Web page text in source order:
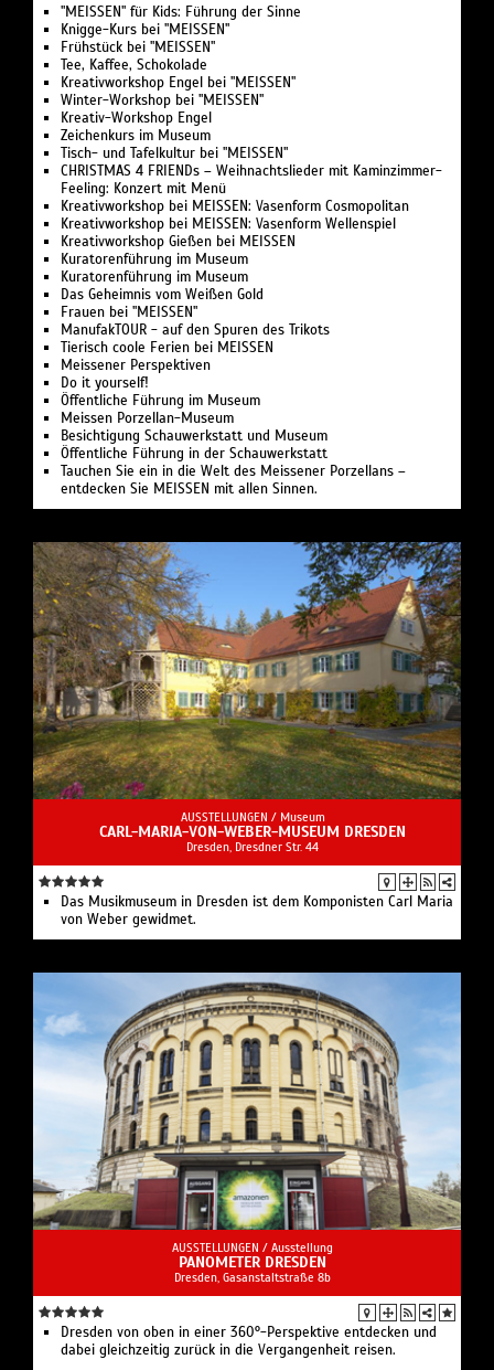
"MEISSEN" für Kids: Führung der Sinne
Knigge-Kurs bei "MEISSEN"
Frühstück bei "MEISSEN"
Tee, Kaffee, Schokolade
Kreativworkshop Engel bei "MEISSEN"
Winter-Workshop bei "MEISSEN"
Kreativ-Workshop Engel
Zeichenkurs im Museum
Tisch- und Tafelkultur bei "MEISSEN"
CHRISTMAS 4 FRIENDs – Weihnachtslieder mit Kaminzimmer-
Feeling: Konzert mit Menü
Kreativworkshop bei MEISSEN: Vasenform Cosmopolitan
Kreativworkshop bei MEISSEN: Vasenform Wellenspiel
Kreativworkshop Gießen bei MEISSEN
Kuratorenführung im Museum
Kuratorenführung im Museum
Das Geheimnis vom Weißen Gold
Frauen bei "MEISSEN"
ManufakTOUR - auf den Spuren des Trikots
Tierisch coole Ferien bei MEISSEN
Meissener Perspektiven
Do it yourself!
Öffentliche Führung im Museum
Meissen Porzellan-Museum
Besichtigung Schauwerkstatt und Museum
Öffentliche Führung in der Schauwerkstatt
Tauchen Sie ein in die Welt des Meissener Porzellans –
entdecken Sie MEISSEN mit allen Sinnen.
AUSSTELLUNGEN / Museum
CARL-MARIA-VON-WEBER-MUSEUM DRESDEN
Dresden, Dresdner Str. 44
Das Musikmuseum in Dresden ist dem Komponisten Carl Maria
von Weber gewidmet.
AUSSTELLUNGEN / Ausstellung
PANOMETER DRESDEN
Dresden, Gasanstaltstraße 8b
Dresden von oben in einer 360°-Perspektive entdecken und
dabei gleichzeitig zurück in die Vergangenheit reisen.